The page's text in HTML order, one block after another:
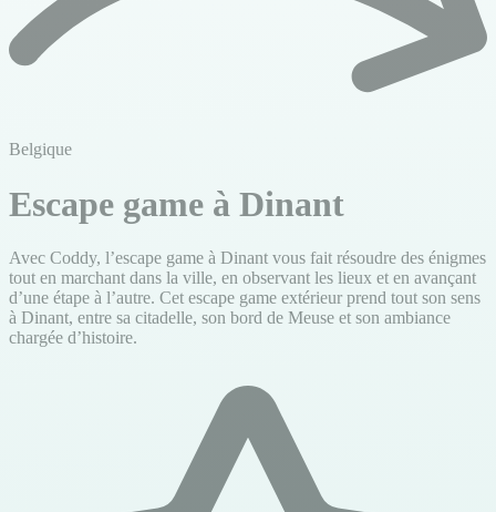
Belgique
Escape game à Dinant
Avec Coddy, l’escape game à Dinant vous fait résoudre des énigmes
tout en marchant dans la ville, en observant les lieux et en avançant
d’une étape à l’autre. Cet escape game extérieur prend tout son sens
à Dinant, entre sa citadelle, son bord de Meuse et son ambiance
chargée d’histoire.